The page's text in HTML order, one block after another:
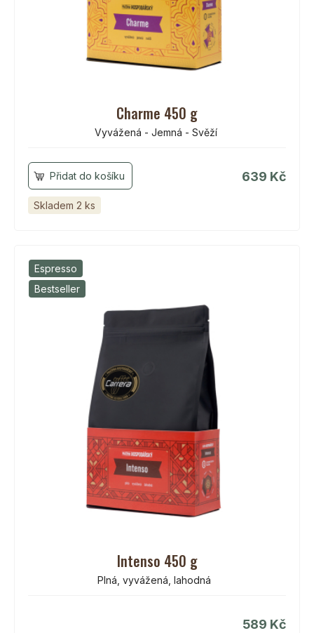
Charme 450 g
Vyvážená - Jemná - Svěží
639 Kč
Skladem 2 ks
Espresso
Bestseller
Intenso 450 g
Plná, vyvážená, lahodná
589 Kč